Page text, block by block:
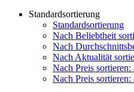
Standardsortierung
Standardsortierung
Nach Beliebtheit
Nach
Nach Aktualität
Nach Preis sortieren:
Nach Preis sortieren: